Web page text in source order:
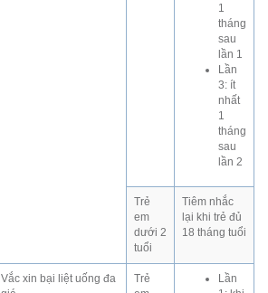
1
tháng
sau
lần 1
Lần
3: ít
nhất
1
tháng
sau
lần 2
Trẻ
em
dưới 2
tuổi
Tiêm nhắc
lại khi trẻ đủ
18 tháng tuổi
Vắc xin bại liệt uống đa
Trẻ
Lần